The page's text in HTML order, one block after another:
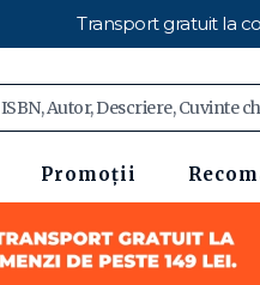
Transport gratuit la
Promoții